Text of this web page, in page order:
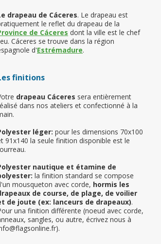
de passe oublié ?
s’agit de
COMPTE
drapeau de Cáceres. Le drapeau est
le reflet du drapeau de la
de Cáceres dont la ville est le chef
Cáceres se trouve dans la région
d'Estrémadure.
finitions
drapeau Cáceres sera entièrement
dans nos ateliers et confectionné à la
léger: pour les dimensions 70x100
91x140 la seule finition disponible est le
nautique et étamine de
la finition standard se compose
mousqueton avec corde, hormis les
de course, de plage, de voilier
de joute (ex: lanceurs de drapeaux).
una finition différente (noeud avec corde,
sangles, ou autre, écrivez nous à